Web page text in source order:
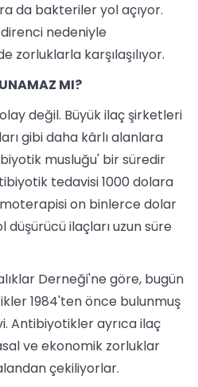
da bakteriler yol açıyor.
nedeniyle
zorluklarla karşılaşılıyor.
MI?
değil. Büyük ilaç şirketleri
gibi daha kârlı alanlara
musluğu' bir süredir
tedavisi 1000 dolara
on binlerce dolar
ilaçları uzun süre
Derneği'ne göre, bugün
1984'ten önce bulunmuş
Antibiyotikler ayrıca ilaç
ve ekonomik zorluklar
çekiliyorlar.